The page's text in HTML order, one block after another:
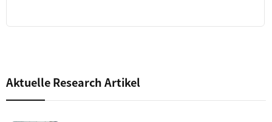
Aktuelle Research Artikel